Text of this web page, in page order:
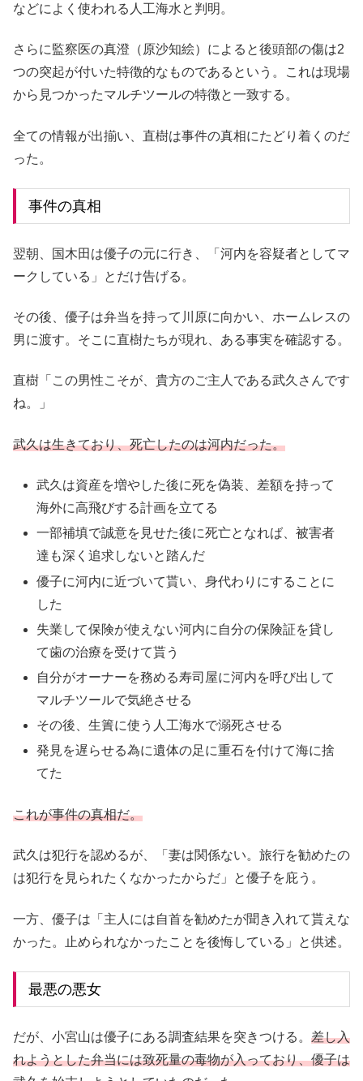
などによく使われる人工海水と判明。
さらに監察医の真澄（原沙知絵）によると後頭部の傷は2
つの突起が付いた特徴的なものであるという。これは現場
から見つかったマルチツールの特徴と一致する。
全ての情報が出揃い、直樹は事件の真相にたどり着くのだ
った。
事件の真相
翌朝、国木田は優子の元に行き、「河内を容疑者としてマ
ークしている」とだけ告げる。
その後、優子は弁当を持って川原に向かい、ホームレスの
男に渡す。そこに直樹たちが現れ、ある事実を確認する。
直樹「この男性こそが、貴方のご主人である武久さんです
ね。」
武久は生きており、死亡したのは河内だった。
武久は資産を増やした後に死を偽装、差額を持って
海外に高飛びする計画を立てる
一部補填で誠意を見せた後に死亡となれば、被害者
達も深く追求しないと踏んだ
優子に河内に近づいて貰い、身代わりにすることに
した
失業して保険が使えない河内に自分の保険証を貸し
て歯の治療を受けて貰う
自分がオーナーを務める寿司屋に河内を呼び出して
マルチツールで気絶させる
その後、生簀に使う人工海水で溺死させる
発見を遅らせる為に遺体の足に重石を付けて海に捨
てた
これが事件の真相だ。
武久は犯行を認めるが、「妻は関係ない。旅行を勧めたの
は犯行を見られたくなかったからだ」と優子を庇う。
一方、優子は「主人には自首を勧めたが聞き入れて貰えな
かった。止められなかったことを後悔している」と供述。
最悪の悪女
だが、小宮山は優子にある調査結果を突きつける。 差し入
れようとした弁当には致死量の毒物が入っており、優子は